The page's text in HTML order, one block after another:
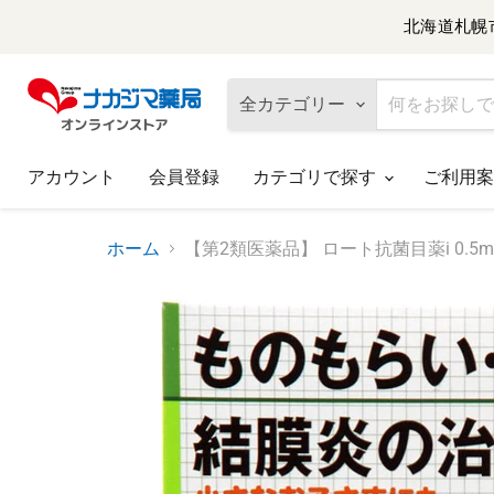
北海道札幌
全カテゴリー
アカウント 会員登録 カテゴリで探す ご利用
ホーム 【第2類医薬品】 ロート抗菌目薬i